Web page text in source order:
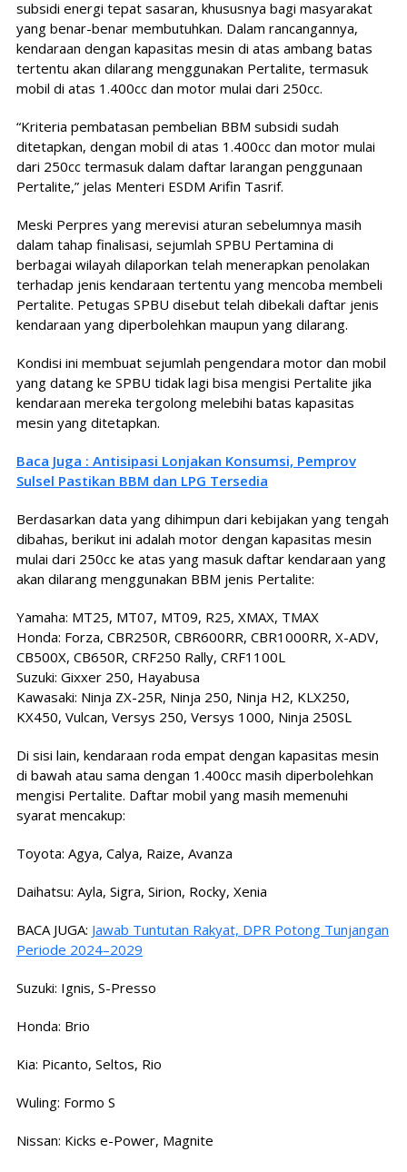
subsidi energi tepat sasaran, khususnya bagi masyarakat
yang benar-benar membutuhkan. Dalam rancangannya,
kendaraan dengan kapasitas mesin di atas ambang batas
tertentu akan dilarang menggunakan Pertalite, termasuk
mobil di atas 1.400cc dan motor mulai dari 250cc.
“Kriteria pembatasan pembelian BBM subsidi sudah
ditetapkan, dengan mobil di atas 1.400cc dan motor mulai
dari 250cc termasuk dalam daftar larangan penggunaan
Pertalite,” jelas Menteri ESDM Arifin Tasrif.
Meski Perpres yang merevisi aturan sebelumnya masih
dalam tahap finalisasi, sejumlah SPBU Pertamina di
berbagai wilayah dilaporkan telah menerapkan penolakan
terhadap jenis kendaraan tertentu yang mencoba membeli
Pertalite. Petugas SPBU disebut telah dibekali daftar jenis
kendaraan yang diperbolehkan maupun yang dilarang.
Kondisi ini membuat sejumlah pengendara motor dan mobil
yang datang ke SPBU tidak lagi bisa mengisi Pertalite jika
kendaraan mereka tergolong melebihi batas kapasitas
mesin yang ditetapkan.
Baca Juga : Antisipasi Lonjakan Konsumsi, Pemprov
Sulsel Pastikan BBM dan LPG Tersedia
Berdasarkan data yang dihimpun dari kebijakan yang tengah
dibahas, berikut ini adalah motor dengan kapasitas mesin
mulai dari 250cc ke atas yang masuk daftar kendaraan yang
akan dilarang menggunakan BBM jenis Pertalite:
Yamaha: MT25, MT07, MT09, R25, XMAX, TMAX
Honda: Forza, CBR250R, CBR600RR, CBR1000RR, X-ADV,
CB500X, CB650R, CRF250 Rally, CRF1100L
Suzuki: Gixxer 250, Hayabusa
Kawasaki: Ninja ZX-25R, Ninja 250, Ninja H2, KLX250,
KX450, Vulcan, Versys 250, Versys 1000, Ninja 250SL
Di sisi lain, kendaraan roda empat dengan kapasitas mesin
di bawah atau sama dengan 1.400cc masih diperbolehkan
mengisi Pertalite. Daftar mobil yang masih memenuhi
syarat mencakup:
Toyota: Agya, Calya, Raize, Avanza
Daihatsu: Ayla, Sigra, Sirion, Rocky, Xenia
BACA JUGA: Jawab Tuntutan Rakyat, DPR Potong Tunjangan
Periode 2024–2029
Suzuki: Ignis, S-Presso
Honda: Brio
Kia: Picanto, Seltos, Rio
Wuling: Formo S
Nissan: Kicks e-Power, Magnite